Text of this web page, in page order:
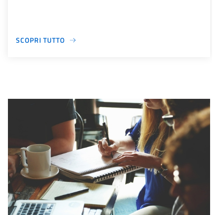
SCOPRI TUTTO